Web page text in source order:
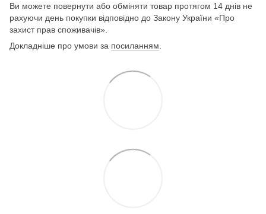
Ви можете повернути або обміняти товар протягом 14 днів не
рахуючи день покупки відповідно до Закону України «Про
захист прав споживачів».
Докладніше про умови за посиланням